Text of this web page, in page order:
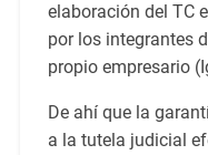
elaboración del TC
por los integrantes
propio empresario
De ahí que la
a la tutela judicial